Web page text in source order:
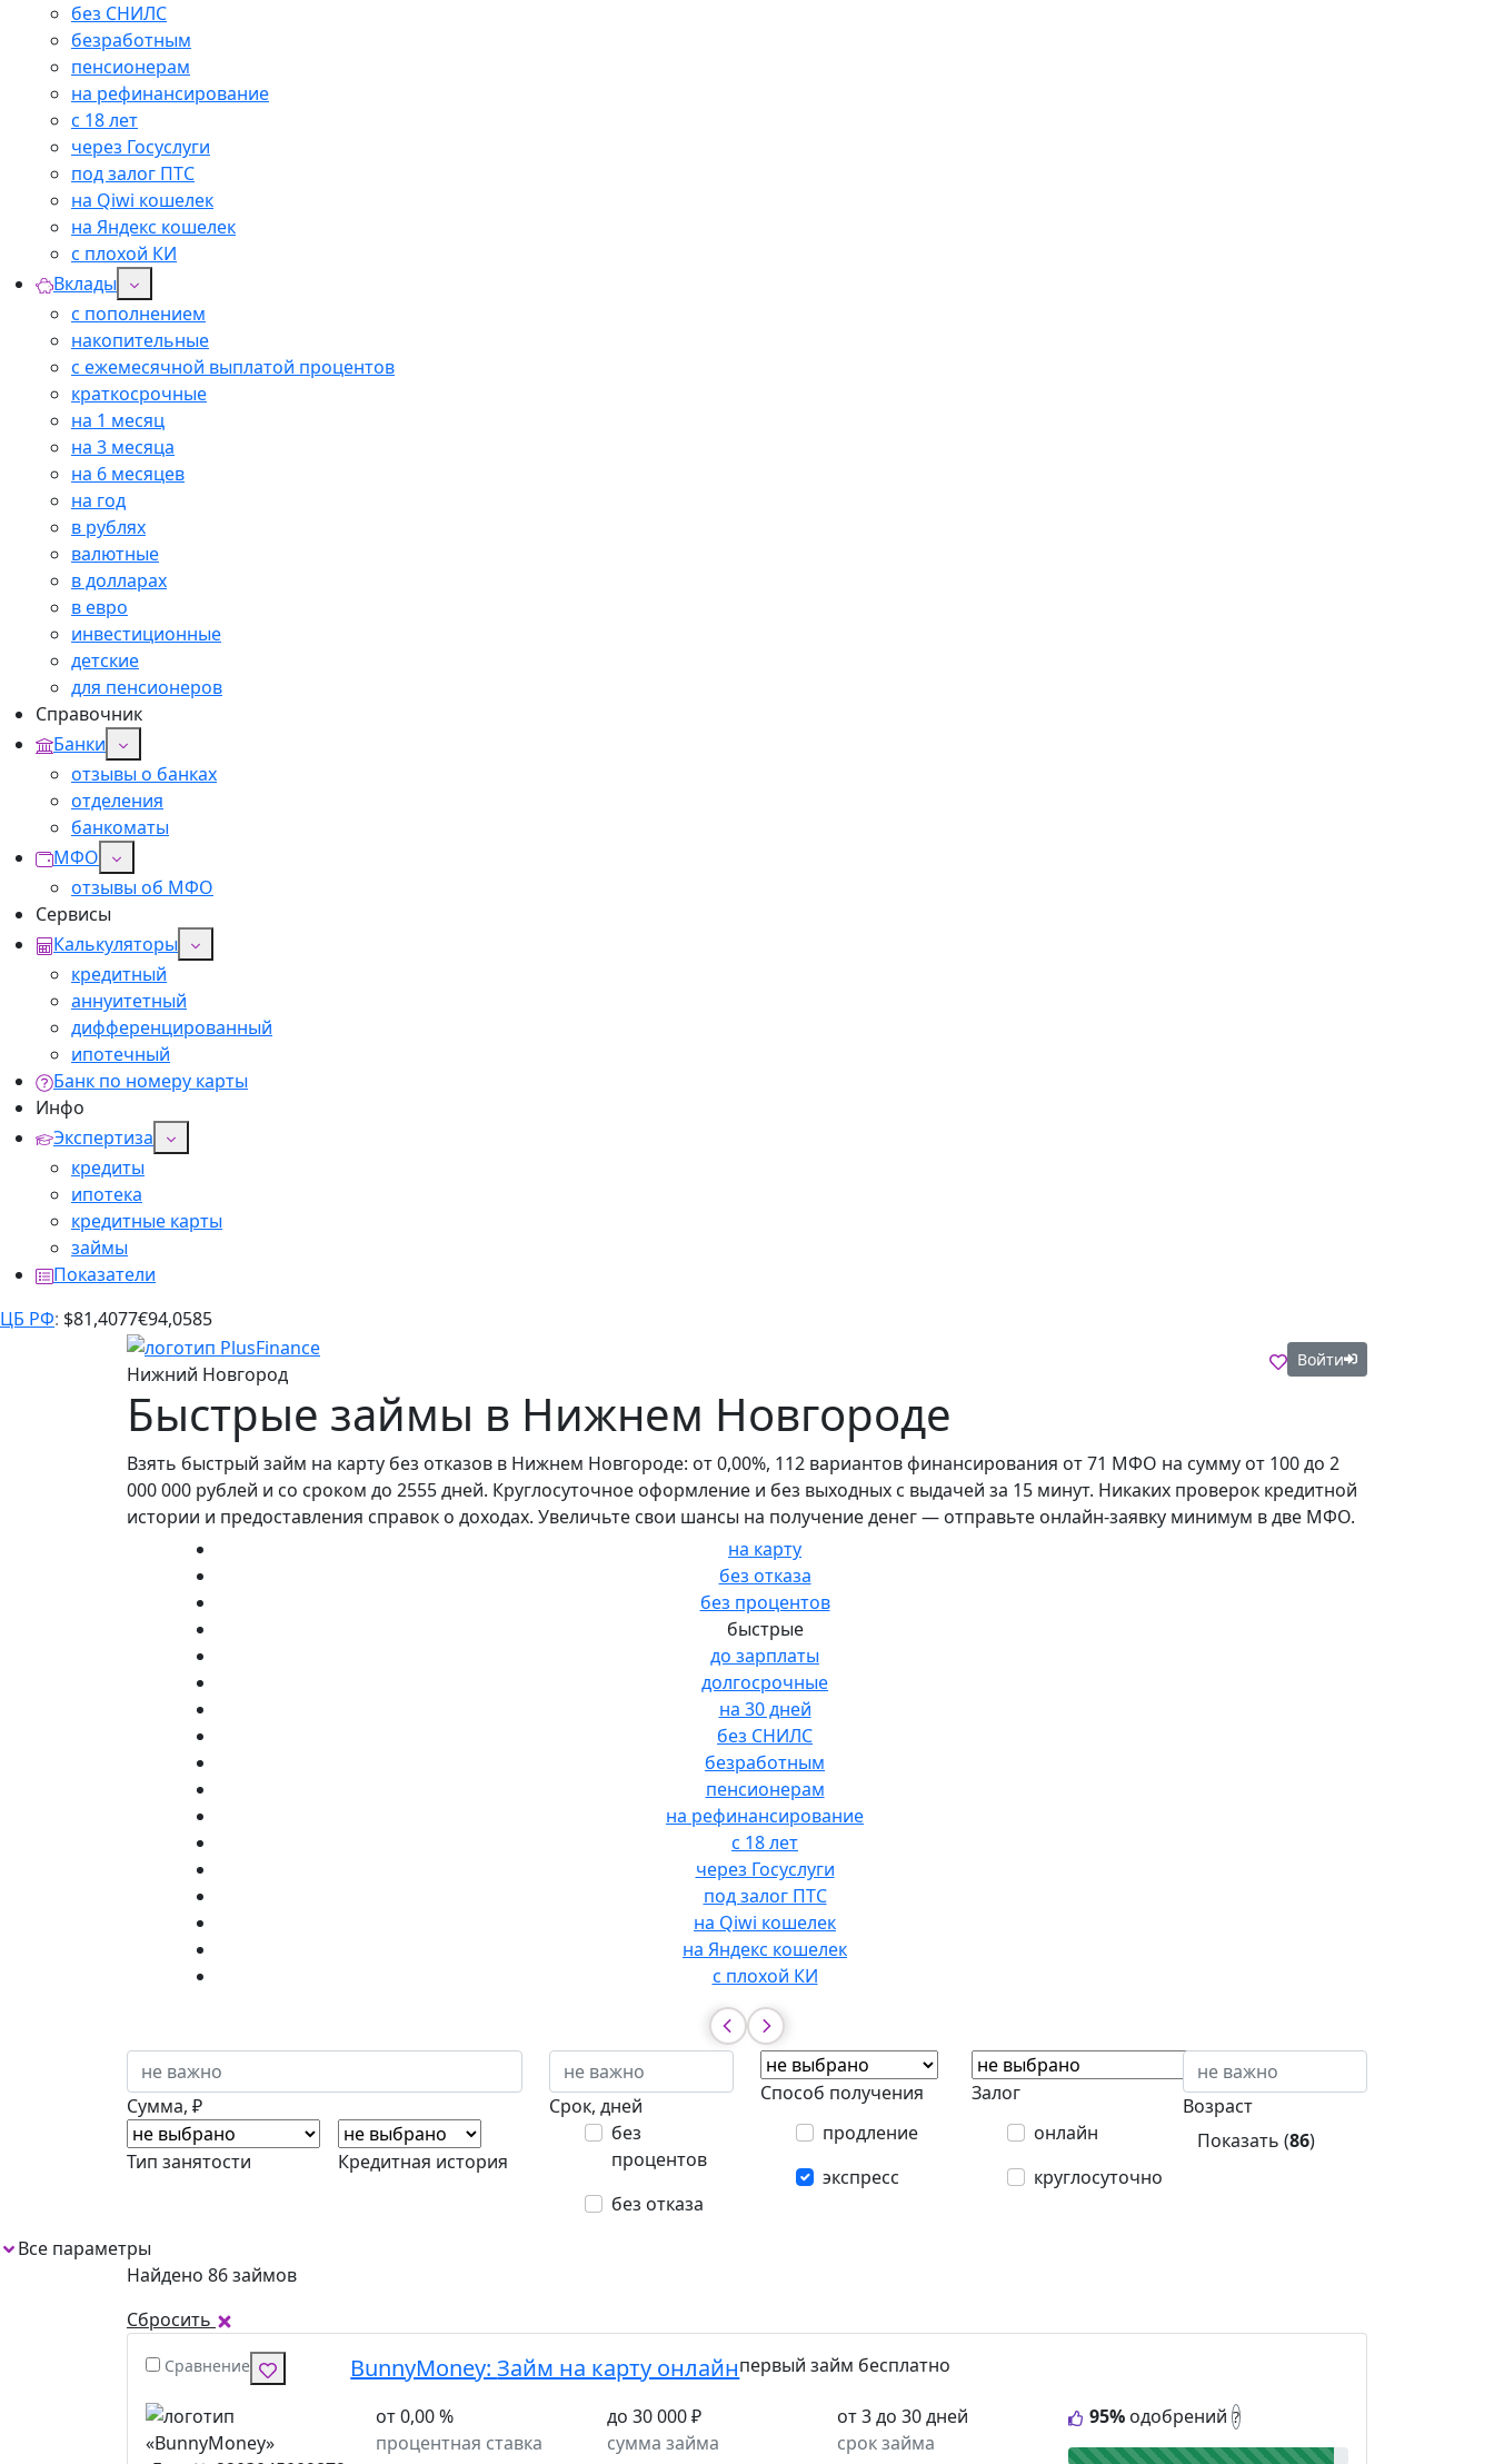
без СНИЛС
безработным
пенсионерам
на рефинансирование
с 18 лет
через Госуслуги
под залог ПТС
на Qiwi кошелек
на Яндекс кошелек
с плохой КИ
Вклады
с пополнением
накопительные
с ежемесячной выплатой процентов
краткосрочные
на 1 месяц
на 3 месяца
на 6 месяцев
на год
в рублях
валютные
в долларах
в евро
инвестиционные
детские
для пенсионеров
Справочник
Банки
отзывы о банках
отделения
банкоматы
МФО
отзывы об МФО
Сервисы
Калькуляторы
кредитный
аннуитетный
дифференцированный
ипотечный
Банк по номеру карты
Инфо
Экспертиза
кредиты
ипотека
кредитные карты
займы
Показатели
ЦБ РФ: $81,4077€94,0585
Нижний Новгород
Войти
Быстрые займы в Нижнем Новгороде
Взять быстрый займ на карту без отказов в Нижнем Новгороде: от 0,00%, 112 вариантов финансирования от 71 МФО на сумму от 100 до 2
000 000 рублей и со сроком до 2555 дней. Круглосуточное оформление и без выходных с выдачей за 15 минут. Никаких проверок кредитной
истории и предоставления справок о доходах. Увеличьте свои шансы на получение денег — отправьте онлайн-заявку минимум в две МФО.
на карту
без отказа
без процентов
быстрые
до зарплаты
долгосрочные
на 30 дней
без СНИЛС
безработным
пенсионерам
на рефинансирование
с 18 лет
через Госуслуги
под залог ПТС
на Qiwi кошелек
на Яндекс кошелек
с плохой КИ
Сумма, ₽ Срок, дней
Способ получения Залог
Возраст
Тип занятости Кредитная история
без
процентов
без отказа
продление
экспресс
онлайн
круглосуточно
Показать (86)
Все параметры
Найдено 86 займов
Сбросить
Сравнение BunnyMoney:Займ на карту онлайнпервый займ бесплатно
от 0,00 %
процентная ставка
до 30 000 ₽
сумма займа
от 3 до 30 дней
срок займа
95%одобрений ?